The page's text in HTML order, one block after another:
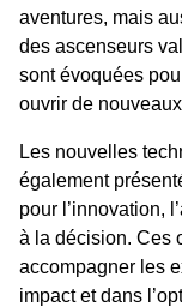
aventures, mais
des ascenseurs
sont évoquées
ouvrir de
Les nouvelles
également
pour l’innovation,
à la décision. Ces
accompagner les
impact et dans